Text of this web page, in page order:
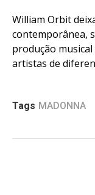
William Orbit
contemporânea,
produção
artistas de
Tags MADONNA